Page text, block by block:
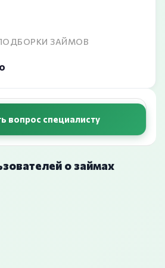
ЗАЙМОВ
вопрос специалисту
о займах